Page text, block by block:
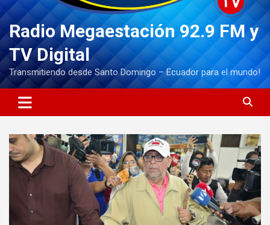
Radio Megaestación 92.9 FM y
TV Digital
Transmitiendo desde Santo Domingo – Ecuador para el mundo!